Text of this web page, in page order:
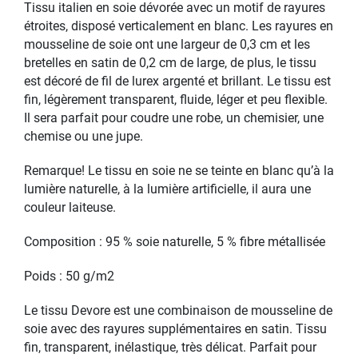
Tissu italien en soie dévorée avec un motif de rayures
étroites, disposé verticalement en blanc. Les rayures en
mousseline de soie ont une largeur de 0,3 cm et les
bretelles en satin de 0,2 cm de large, de plus, le tissu
est décoré de fil de lurex argenté et brillant. Le tissu est
fin, légèrement transparent, fluide, léger et peu flexible.
Il sera parfait pour coudre une robe, un chemisier, une
chemise ou une jupe.
Remarque! Le tissu en soie ne se teinte en blanc qu’à la
lumière naturelle, à la lumière artificielle, il aura une
couleur laiteuse.
Composition : 95 % soie naturelle, 5 % fibre métallisée
Poids : 50 g/m2
Le tissu Devore est une combinaison de mousseline de
soie avec des rayures supplémentaires en satin. Tissu
fin, transparent, inélastique, très délicat. Parfait pour